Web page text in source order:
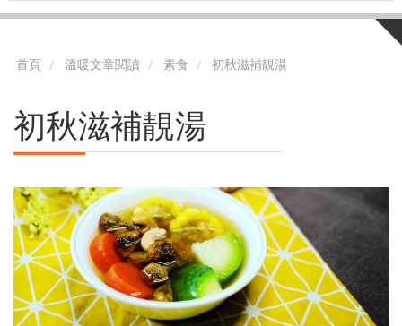
首頁 溫暖文章閱讀 素食 初秋滋補靚湯
初秋滋補靚湯